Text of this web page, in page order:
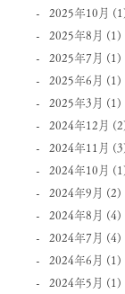
2025年10月
2025年8月 (1)
2025年7月 (1)
2025年6月 (1)
2025年3月 (1)
2024年12月
2024年11月
2024年10月
2024年9月 (2)
2024年8月 (4)
2024年7月 (4)
2024年6月 (1)
2024年5月 (1)